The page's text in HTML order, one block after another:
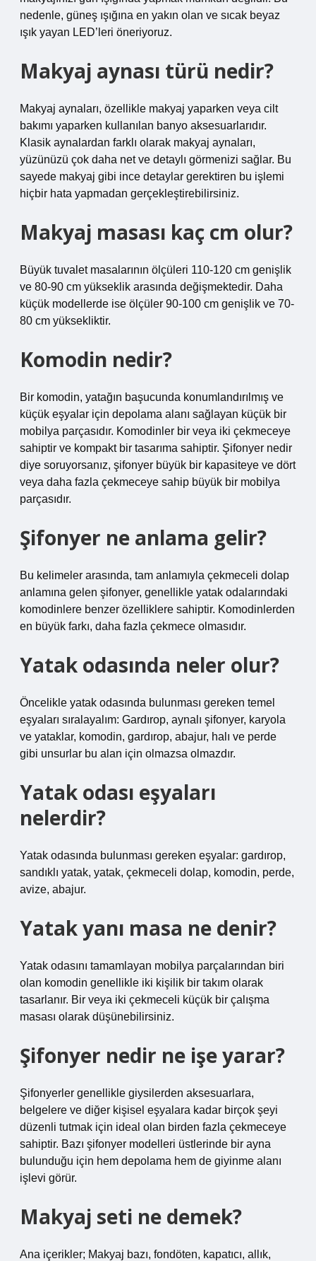
nedenle, güneş ışığına en yakın olan ve sıcak beyaz
ışık yayan LED’leri öneriyoruz.
Makyaj aynası türü nedir?
Makyaj aynaları, özellikle makyaj yaparken veya cilt
bakımı yaparken kullanılan banyo aksesuarlarıdır.
Klasik aynalardan farklı olarak makyaj aynaları,
yüzünüzü çok daha net ve detaylı görmenizi sağlar. Bu
sayede makyaj gibi ince detaylar gerektiren bu işlemi
hiçbir hata yapmadan gerçekleştirebilirsiniz.
Makyaj masası kaç cm olur?
Büyük tuvalet masalarının ölçüleri 110-120 cm genişlik
ve 80-90 cm yükseklik arasında değişmektedir. Daha
küçük modellerde ise ölçüler 90-100 cm genişlik ve 70-
80 cm yüksekliktir.
Komodin nedir?
Bir komodin, yatağın başucunda konumlandırılmış ve
küçük eşyalar için depolama alanı sağlayan küçük bir
mobilya parçasıdır. Komodinler bir veya iki çekmeceye
sahiptir ve kompakt bir tasarıma sahiptir. Şifonyer nedir
diye soruyorsanız, şifonyer büyük bir kapasiteye ve dört
veya daha fazla çekmeceye sahip büyük bir mobilya
parçasıdır.
Şifonyer ne anlama gelir?
Bu kelimeler arasında, tam anlamıyla çekmeceli dolap
anlamına gelen şifonyer, genellikle yatak odalarındaki
komodinlere benzer özelliklere sahiptir. Komodinlerden
en büyük farkı, daha fazla çekmece olmasıdır.
Yatak odasında neler olur?
Öncelikle yatak odasında bulunması gereken temel
eşyaları sıralayalım: Gardırop, aynalı şifonyer, karyola
ve yataklar, komodin, gardırop, abajur, halı ve perde
gibi unsurlar bu alan için olmazsa olmazdır.
Yatak odası eşyaları
nelerdir?
Yatak odasında bulunması gereken eşyalar: gardırop,
sandıklı yatak, yatak, çekmeceli dolap, komodin, perde,
avize, abajur.
Yatak yanı masa ne denir?
Yatak odasını tamamlayan mobilya parçalarından biri
olan komodin genellikle iki kişilik bir takım olarak
tasarlanır. Bir veya iki çekmeceli küçük bir çalışma
masası olarak düşünebilirsiniz.
Şifonyer nedir ne işe yarar?
Şifonyerler genellikle giysilerden aksesuarlara,
belgelere ve diğer kişisel eşyalara kadar birçok şeyi
düzenli tutmak için ideal olan birden fazla çekmeceye
sahiptir. Bazı şifonyer modelleri üstlerinde bir ayna
bulunduğu için hem depolama hem de giyinme alanı
işlevi görür.
Makyaj seti ne demek?
Ana içerikler; Makyaj bazı, fondöten, kapatıcı, allık,